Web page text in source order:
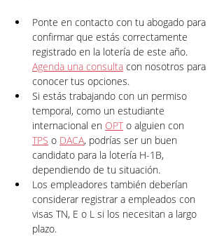
Ponte en contacto con tu abogado para
confirmar que estás correctamente
registrado en la lotería de este año.
Agenda una consulta con nosotros para
conocer tus opciones.
Si estás trabajando con un permiso
temporal, como un estudiante
internacional en OPT o alguien con
TPS o DACA, podrías ser un buen
candidato para la lotería H-1B,
dependiendo de tu situación.
Los empleadores también deberían
considerar registrar a empleados con
visas TN, E o L si los necesitan a largo
plazo.